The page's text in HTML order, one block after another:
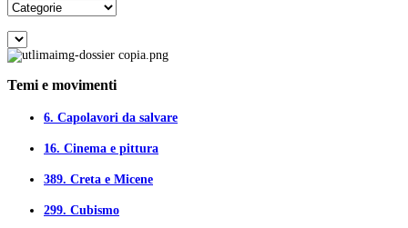
Temi e movimenti
6. Capolavori da salvare
16. Cinema e pittura
389. Creta e Micene
299. Cubismo